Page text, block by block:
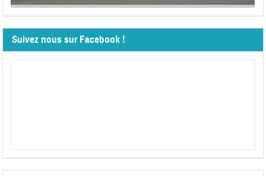
Suivez nous sur Facebook !